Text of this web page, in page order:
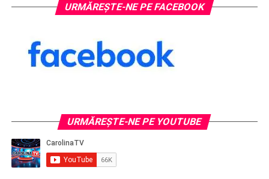
URMĂREȘTE-NE PE FACEBOOK
URMĂREŞTE-NE PE YOUTUBE